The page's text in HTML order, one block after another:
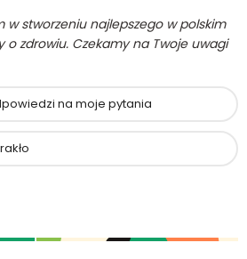
w stworzeniu najlepszego w polskim
o zdrowiu. Czekamy na Twoje uwagi
na moje pytania